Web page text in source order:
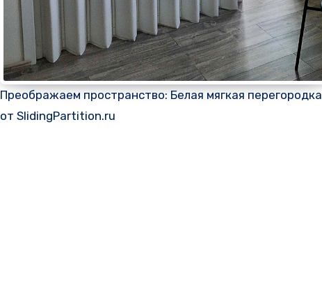
Преображаем пространство: Белая мягкая перегородка
от SlidingPartition.ru